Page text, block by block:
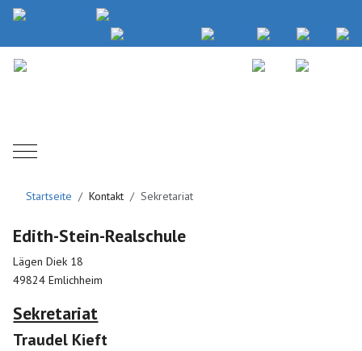
Mobile Menu Toggle
Startseite Kontakt Sekretariat
Edith-Stein-Realschule
Lägen Diek 18
49824 Emlichheim
Sekretariat
Traudel Kieft